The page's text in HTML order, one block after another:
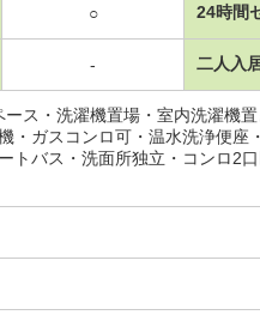
○ 24時間
- 二人入
ス・洗濯機置場・室内洗濯機
・ガスコンロ可・温水洗浄便座
トバス・洗面所独立・コンロ2